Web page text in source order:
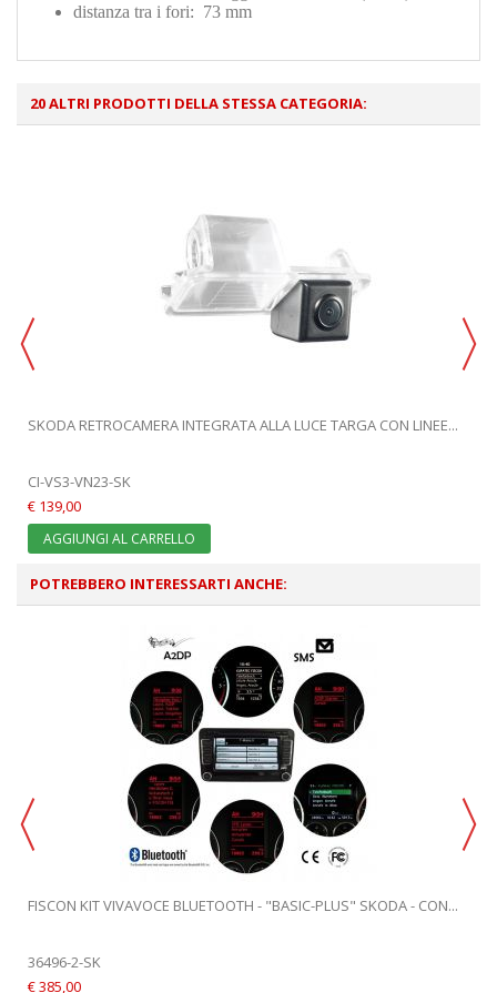
distanza tra i fori: 73 mm
20 ALTRI PRODOTTI DELLA STESSA CATEGORIA:
SKODA RETROCAMERA INTEGRATA ALLA LUCE TARGA CON LINEE...
CI-VS3-VN23-SK
€ 139,00
AGGIUNGI AL CARRELLO
POTREBBERO INTERESSARTI ANCHE:
FISCON KIT VIVAVOCE BLUETOOTH - "BASIC-PLUS" SKODA - CON...
36496-2-SK
€ 385,00